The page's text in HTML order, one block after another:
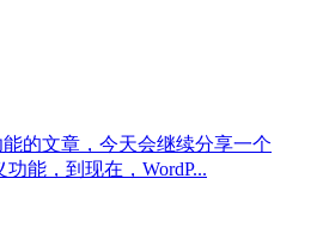
能的文章，今天会继续分享一个
能，到现在，WordP...